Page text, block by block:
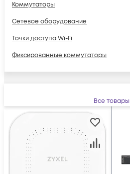
Коммутаторы
Сетевое оборудование
Точки доступа Wi-Fi
Фиксированные коммутаторы
Все товары